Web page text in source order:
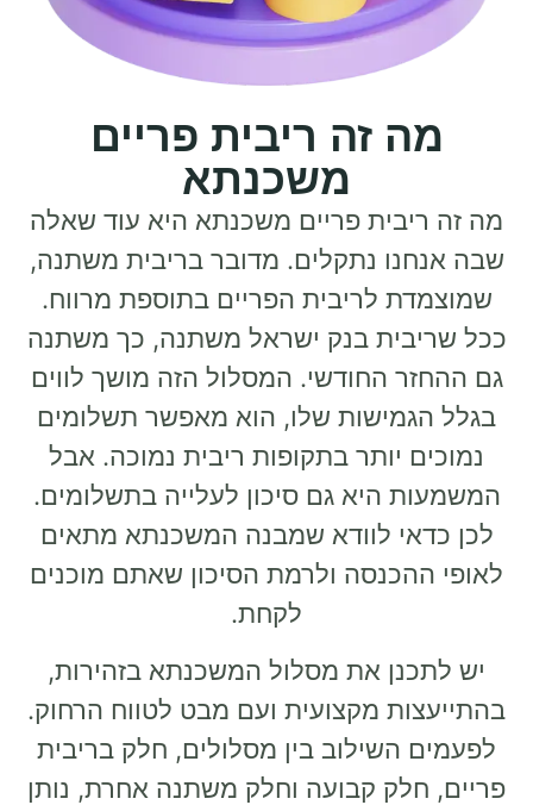
זה ריבית פריים
משכנתא
פריים משכנתא היא עוד שאלה
נתקלים. מדובר בריבית משתנה,
לריבית הפריים בתוספת מרווח.
בנק ישראל משתנה, כך משתנה
החודשי. המסלול הזה מושך לווים
שלו, הוא מאפשר תשלומים
יותר בתקופות ריבית נמוכה. אבל
היא גם סיכון לעלייה בתשלומים.
לוודא שמבנה המשכנתא מתאים
ולרמת הסיכון שאתם מוכנים
את מסלול המשכנתא בזהירות,
מקצועית ועם מבט לטווח הרחוק.
בין מסלולים, חלק בריבית
קבועה וחלק משתנה אחרת, נותן